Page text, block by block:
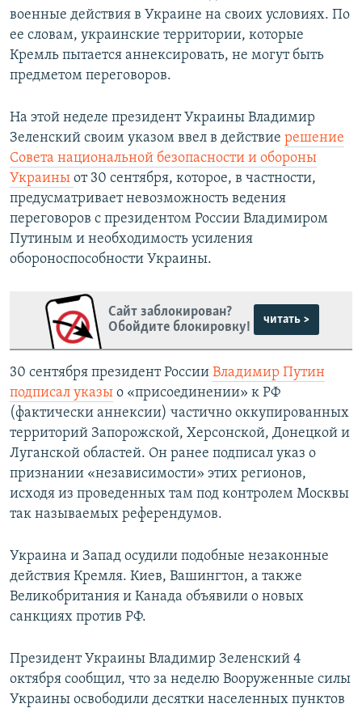
военные действия в Украине на своих условиях. По
ее словам, украинские территории, которые
Кремль пытается аннексировать, не могут быть
предметом переговоров.
На этой неделе президент Украины Владимир
Зеленский своим указом ввел в действие решение
Совета национальной безопасности и обороны
Украины от 30 сентября, которое, в частности,
предусматривает невозможность ведения
переговоров с президентом России Владимиром
Путиным и необходимость усиления
обороноспособности Украины.
Сайт заблокирован?
Обойдите блокировку!
читать >
30 сентября президент России Владимир Путин
подписал указы о «присоединении» к РФ
(фактически аннексии) частично оккупированных
территорий Запорожской, Херсонской, Донецкой и
Луганской областей. Он ранее подписал указ о
признании «независимости» этих регионов,
исходя из проведенных там под контролем Москвы
так называемых референдумов.
Украина и Запад осудили подобные незаконные
действия Кремля. Киев, Вашингтон, а также
Великобритания и Канада объявили о новых
санкциях против РФ.
Президент Украины Владимир Зеленский 4
октября сообщил, что за неделю Вооруженные силы
Украины освободили десятки населенных пунктов